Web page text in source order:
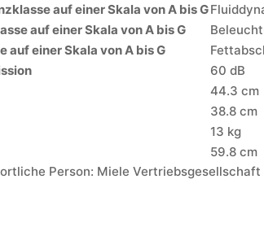
auf einer Skala von A bis G
auf einer Skala von A bis G
einer Skala von A bis G
60 dB
44.3 cm
38.8 cm
13 kg
59.8 cm
Person: Miele Vertriebsgesellschaft